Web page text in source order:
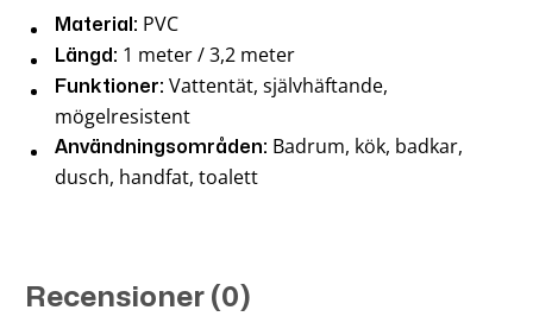
Material: PVC
Längd: 1 meter / 3,2 meter
Funktioner: Vattentät, självhäftande,
mögelresistent
Användningsområden: Badrum, kök, badkar,
dusch, handfat, toalett
Recensioner (0)